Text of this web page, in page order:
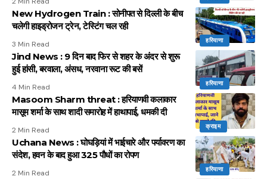
हरियाणा
New Hydrogen Train : सोनीपत से दिल्ली के बीच
चलेगी हाइड्रोजन ट्रेन, टेस्टिंग चल रही
3 Min Read
हरियाणा
Jind News : 9 दिन बाद फिर से शहर के अंदर से शुरू
हुई हांसी, बरवाला, अंसध, नरवाना रूट की बसें
4 Min Read
क्राइम
Masoom Sharm threat : हरियाणवी कलाकार
मासूम शर्मा के साथ शादी समारोह में हाथापाई, धमकी दी
2 Min Read
हरियाणा
Uchana News : घोघड़ियां में भाईचारे और पर्यावरण का
संदेश, हवन के बाद हुआ 325 पौधों का रोपण
2 Min Read